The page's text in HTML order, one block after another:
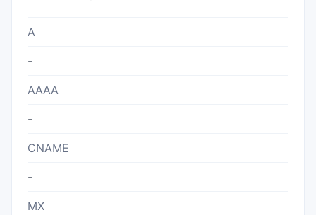
A
-
AAAA
-
CNAME
-
MX